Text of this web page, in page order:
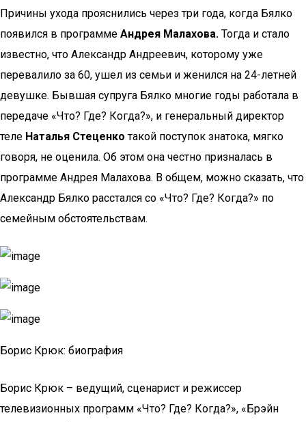
Причины ухода прояснились через три года, когда Бялко
появился в программе Андрея Малахова. Тогда и стало
известно, что Александр Андреевич, которому уже
перевалило за 60, ушел из семьи и женился на 24-летней
девушке. Бывшая супруга Бялко многие годы работала в
передаче «Что? Где? Когда?», и генеральный директор
теле Наталья Стеценко такой поступок знатока, мягко
говоря, не оценила. Об этом она честно призналась в
программе Андрея Малахова. В общем, можно сказать, что
Александр Бялко расстался со «Что? Где? Когда?» по
семейным обстоятельствам.
Борис Крюк: биография
Борис Крюк – ведущий, сценарист и режиссер
телевизионных программ «Что? Где? Когда?», «Брэйн